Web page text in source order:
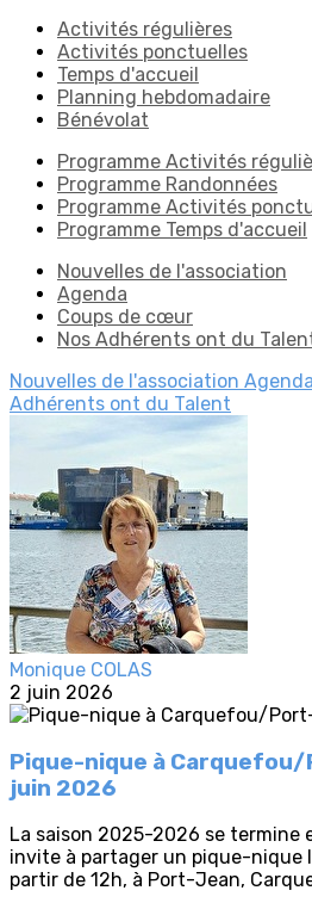
Activités régulières
Activités ponctuelles
Temps d'accueil
Planning hebdomadaire
Bénévolat
Programme Activités
Programme Randonnées
Programme Activités
Programme Temps d'accueil
Nouvelles de l'association
Agenda
Coups de cœur
Nos Adhérents ont du
Nouvelles de l'association Agenda
Adhérents ont du Talent
Monique COLAS
2 juin 2026
Pique-nique à
juin 2026
La saison 2025-2026 se termine
invite à partager un pique-nique
partir de 12h, à Port-Jean,